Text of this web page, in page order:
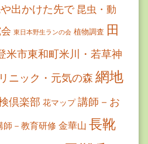
出かけた先で 昆虫・動
東日本野生ランの会 植物調査 田
米市東和町米川・若草神
ニック・元気の森 網地
倶楽部 花マップ 講師－お
師－教育研修 金華山 長靴